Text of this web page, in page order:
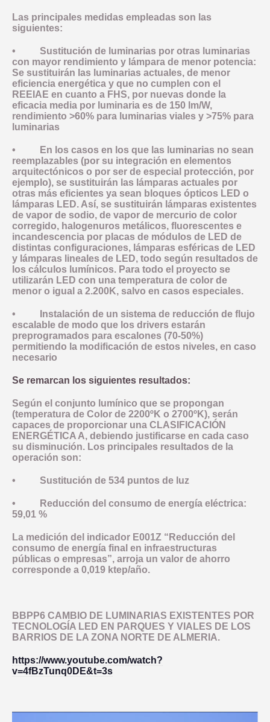
Las principales medidas empleadas son las
siguientes:
• Sustitución de luminarias por otras luminarias
con mayor rendimiento y lámpara de menor potencia:
Se sustituirán las luminarias actuales, de menor
eficiencia energética y que no cumplen con el
REEIAE en cuanto a FHS, por nuevas donde la
eficacia media por luminaria es de 150 lm/W,
rendimiento >60% para luminarias viales y >75% para
luminarias
• En los casos en los que las luminarias no sean
reemplazables (por su integración en elementos
arquitectónicos o por ser de especial protección, por
ejemplo), se sustituirán las lámparas actuales por
otras más eficientes ya sean bloques ópticos LED o
lámparas LED. Así, se sustituirán lámparas existentes
de vapor de sodio, de vapor de mercurio de color
corregido, halogenuros metálicos, fluorescentes e
incandescencia por placas de módulos de LED de
distintas configuraciones, lámparas esféricas de LED
y lámparas lineales de LED, todo según resultados de
los cálculos lumínicos. Para todo el proyecto se
utilizarán LED con una temperatura de color de
menor o igual a 2.200K, salvo en casos especiales.
• Instalación de un sistema de reducción de flujo
escalable de modo que los drivers estarán
preprogramados para escalones (70-50%)
permitiendo la modificación de estos niveles, en caso
necesario
Se remarcan los siguientes resultados:
Según el conjunto lumínico que se propongan
(temperatura de Color de 2200ºK o 2700ºK), serán
capaces de proporcionar una CLASIFICACIÓN
ENERGÉTICA A, debiendo justificarse en cada caso
su disminución. Los principales resultados de la
operación son:
• Sustitución de 534 puntos de luz
• Reducción del consumo de energía eléctrica:
59,01 %
La medición del indicador E001Z “Reducción del
consumo de energía final en infraestructuras
públicas o empresas”, arroja un valor de ahorro
corresponde a 0,019 ktep/año.
BBPP6 CAMBIO DE LUMINARIAS EXISTENTES POR
TECNOLOGÍA LED EN PARQUES Y VIALES DE LOS
BARRIOS DE LA ZONA NORTE DE ALMERIA.
https://www.youtube.com/watch?
v=4fBzTunq0DE&t=3s